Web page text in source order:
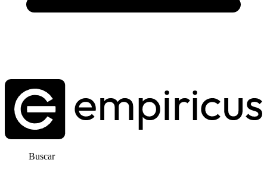
Buscar